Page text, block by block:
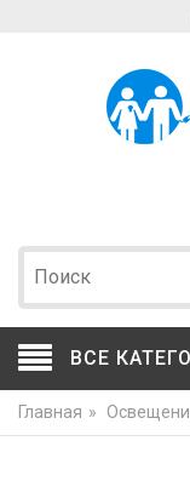
ВСЕ
Главная »